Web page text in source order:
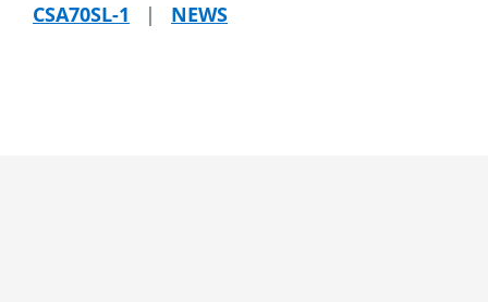
CSA70SL-1 | NEWS